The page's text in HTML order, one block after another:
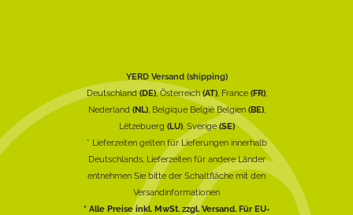
YERD Versand (shipping)
Deutschland(DE), Österreich(AT), France (FR),
Nederland (NL), Belgique België Belgien (BE),
Lëtzebuerg (LU), Sverige(SE)
* Lieferzeiten gelten für Lieferungen innerhalb
Deutschlands, Lieferzeiten für andere Länder
entnehmen Sie bitte der Schaltfläche mit den
Versandinformationen
* Alle Preise inkl. MwSt. zzgl. Versand. Für EU-